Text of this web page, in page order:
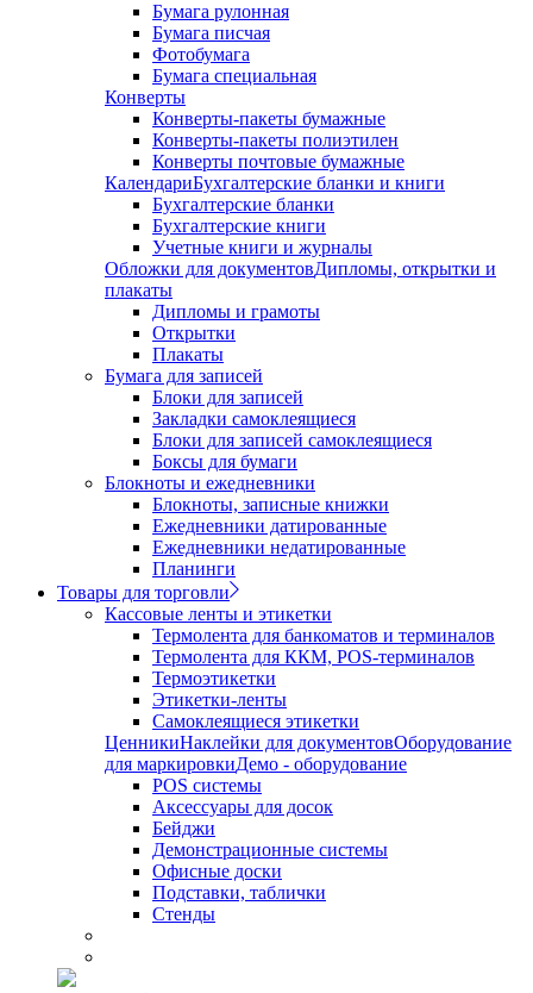
Бумага рулонная
Бумага писчая
Фотобумага
Бумага специальная
Конверты
Конверты-пакеты бумажные
Конверты-пакеты полиэтилен
Конверты почтовые бумажные
КалендариБухгалтерские бланки и книги
Бухгалтерские бланки
Бухгалтерские книги
Учетные книги и журналы
Обложки для документовДипломы, открытки и
плакаты
Дипломы и грамоты
Открытки
Плакаты
Бумага для записей
Блоки для записей
Закладки самоклеящиеся
Блоки для записей самоклеящиеся
Боксы для бумаги
Блокноты и ежедневники
Блокноты, записные книжки
Ежедневники датированные
Ежедневники недатированные
Планинги
Товары для торговли
Кассовые ленты и этикетки
Термолента для банкоматов и терминалов
Термолента для ККМ, POS-терминалов
Термоэтикетки
Этикетки-ленты
Самоклеящиеся этикетки
ЦенникиНаклейки для документовОборудование
для маркировкиДемо - оборудование
POS системы
Аксессуары для досок
Бейджи
Демонстрационные системы
Офисные доски
Подставки, таблички
Стенды